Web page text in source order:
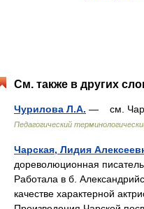
См. также в других
Чурилова Л.А. — см.
Педагогический
Чарская, Лидия
дореволюционная
Работала в б.
качестве характерной